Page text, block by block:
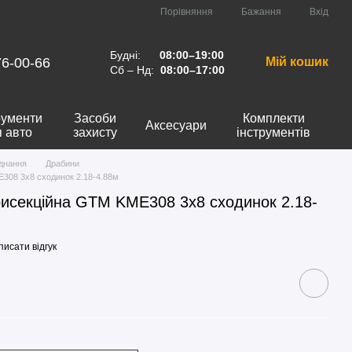
Порівняння Бажання Вхід
00-66 Будні:
08:00–19:00
Сб – Нд: 08:00–17:00
Мій кошик
авто
Засоби
захисту
Аксесуари
Комплекти
інструментів
Драбини
3x8 сходинок 2.18-4.88м
GTM KME308 3x8 сходинок 2.18-
відгук